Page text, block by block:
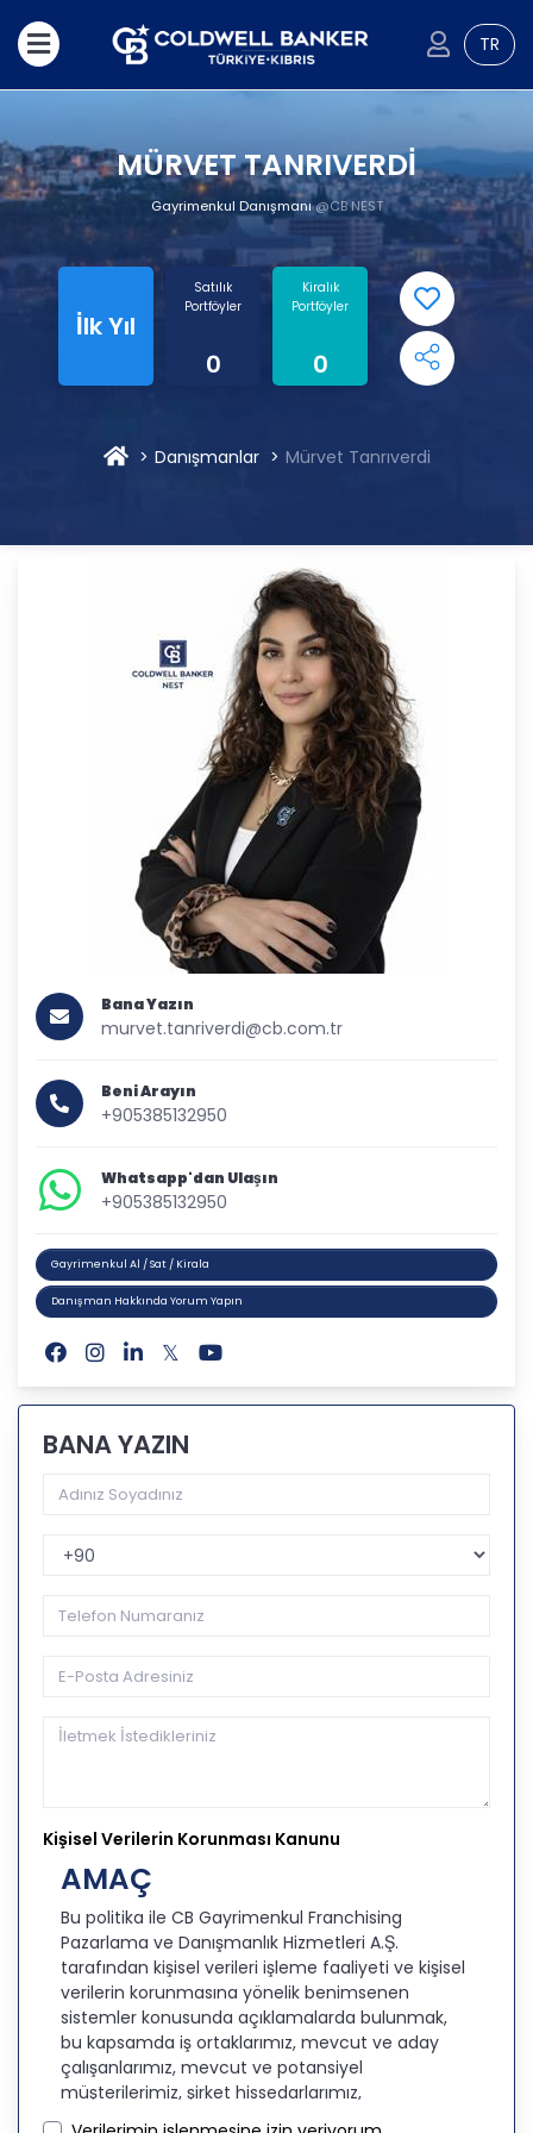
TR
MÜRVET TANRIVERDİ
Gayrimenkul Danışmanı@CB NEST
İlk Yıl
Satılık
Portföyler
0
Kiralık
Portföyler
0
Danışmanlar Mürvet Tanrıverdi
Bana Yazın
murvet.tanriverdi@cb.com.tr
Beni Arayın
+905385132950
Whatsapp'dan Ulaşın
+905385132950
Gayrimenkul Al / Sat / Kirala
Danışman Hakkında Yorum Yapın
BANA YAZIN
Telefon Kodu
Kişisel Verilerin Korunması Kanunu
AMAÇ
Bu politika ile CB Gayrimenkul Franchising
Pazarlama ve Danışmanlık Hizmetleri A.Ş.
tarafından kişisel verileri işleme faaliyeti ve kişisel
verilerin korunmasına yönelik benimsenen
sistemler konusunda açıklamalarda bulunmak,
bu kapsamda iş ortaklarımız, mevcut ve aday
çalışanlarımız, mevcut ve potansiyel
müşterilerimiz, şirket hissedarlarımız,